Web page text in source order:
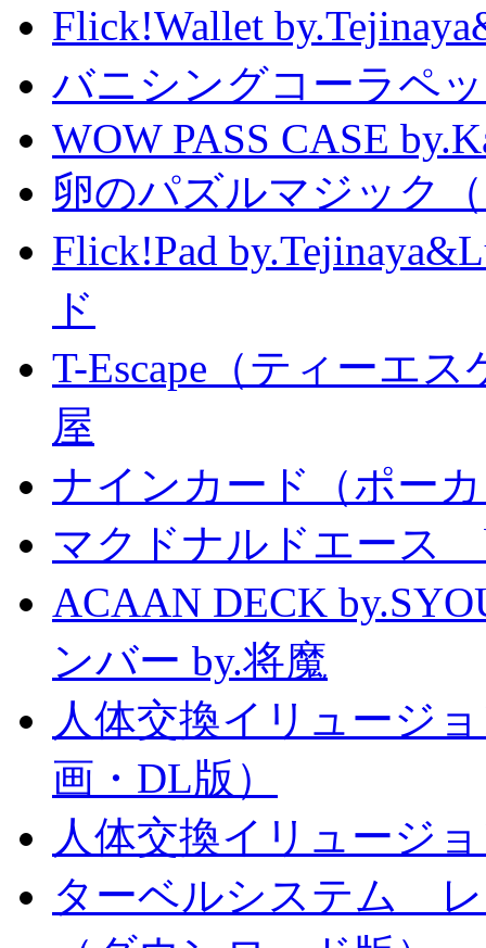
Flick!Wallet
バニシングコーラペ
WOW PASS CASE
卵のパズルマジック
Flick!Pad
ド
T-Escape（ティーエ
屋
ナインカード（ポー
マクドナルドエース
ACAAN DECK
ンバー by.将魔
人体交換イリュージ
画・DL版）
人体交換イリュージ
ターベルシステム